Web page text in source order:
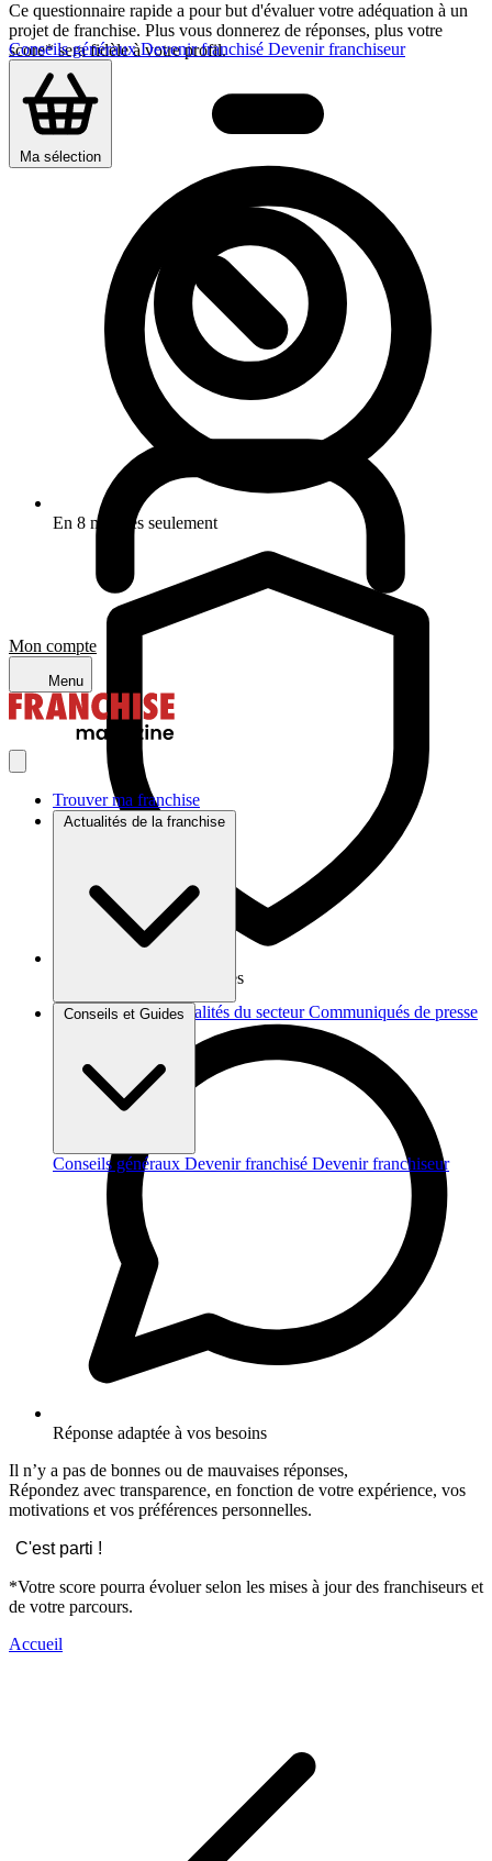
Conseils générauxDevenir franchisé Devenir franchiseur
Ma sélection
Mon compte
Menu
Trouver ma franchise
Actualités de la franchise
Brèves et actus Actualités du secteur Communiqués de presse
Conseils et Guides
Conseils généraux Devenir franchisé Devenir franchiseur
Ce questionnaire rapide a pour but d'évaluer votre adéquation à un
projet de franchise. Plus vous donnerez de réponses, plus votre
score* sera fidèle à votre profil.
En 8 minutes seulement
Vos données sont protégées
Réponse adaptée à vos besoins
Il n’y a pas de bonnes ou de mauvaises réponses,
Répondez avec transparence, en fonction de votre expérience, vos
motivations et vos préférences personnelles.
C'est parti !
*Votre score pourra évoluer selon les mises à jour des franchiseurs et
de votre parcours.
Accueil